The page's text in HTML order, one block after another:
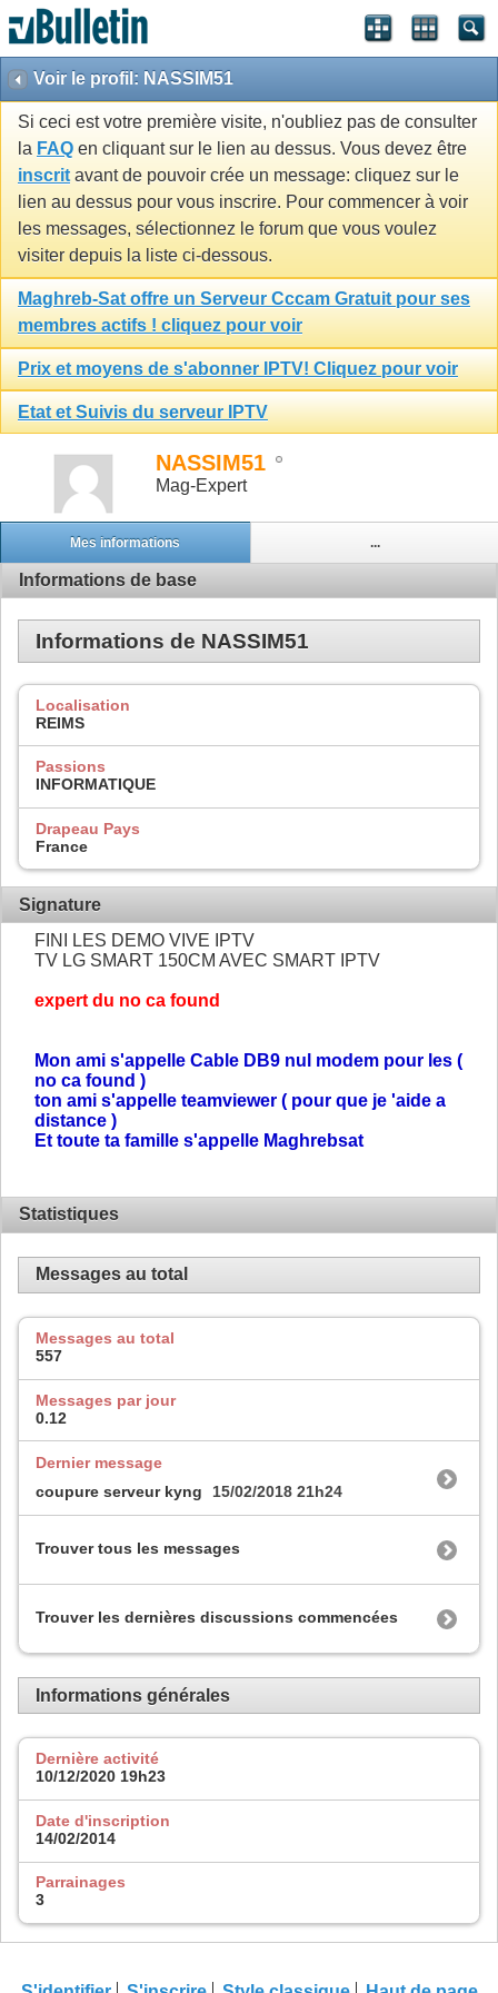
Voir le profil: NASSIM51
Si ceci est votre première visite, n'oubliez pas de consulter
la FAQ en cliquant sur le lien au dessus. Vous devez être
inscrit avant de pouvoir crée un message: cliquez sur le
lien au dessus pour vous inscrire. Pour commencer à voir
les messages, sélectionnez le forum que vous voulez
visiter depuis la liste ci-dessous.
Maghreb-Sat offre un Serveur Cccam Gratuit pour ses
membres actifs ! cliquez pour voir
Prix et moyens de s'abonner IPTV! Cliquez pour voir
Etat et Suivis du serveur IPTV
NASSIM51
Mag-Expert
Mes informations ...
Informations de base
Informations de NASSIM51
Localisation
REIMS
Passions
INFORMATIQUE
Drapeau Pays
France
Signature
FINI LES DEMO VIVE IPTV
TV LG SMART 150CM AVEC SMART IPTV
expert du no ca found
Mon ami s'appelle Cable DB9 nul modem pour les (
no ca found )
ton ami s'appelle teamviewer ( pour que je 'aide a
distance )
Et toute ta famille s'appelle Maghrebsat
Statistiques
Messages au total
Messages au total
557
Messages par jour
0.12
Dernier message
coupure serveur kyng
15/02/2018 21h24
Trouver tous les messages
Trouver les dernières discussions commencées
Informations générales
Dernière activité
10/12/2020 19h23
Date d'inscription
14/02/2014
Parrainages
3